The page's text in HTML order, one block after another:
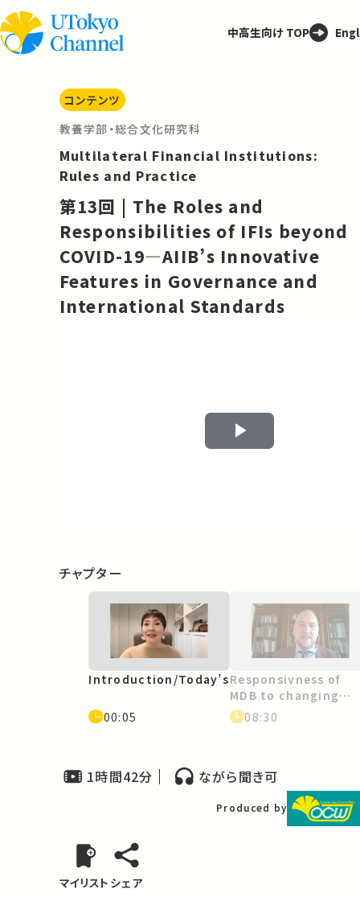
中高生向け TOP
コンテンツ
教養学部・総合文化研究科
Multilateral Financial Institutions:
Rules and Practice
第13回 | The Roles and
Responsibilities of IFIs beyond
COVID-19—AIIB’s Innovative
Features in Governance and
International Standards
Play
チャプター
Introduction/Today’s
00:05
Responsivness of
MDB to changing
circumstance, most
08:30
1時間42分 ながら聞き可
Produced by
マイリスト シェア